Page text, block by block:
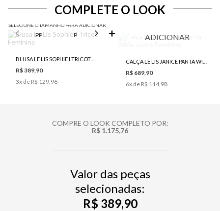
COMPLETE O LOOK
SELECIONE O TAMANHO PARA ADICIONAR
PP P M G
R$ 389,90
3x de R$ 129,96
ADICIONAR
R$ 689,90
6x de R$ 114,98
COMPRE O LOOK COMPLETO POR:
R$ 1.175,76
Valor das peças
selecionadas:
R$ 389,90